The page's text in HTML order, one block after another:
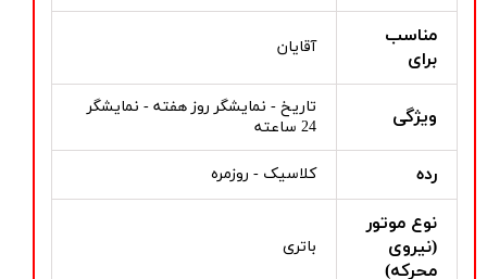
مناسب
برای
آقایان
ویژگی
تاریخ - نمایشگر روز هفته - نمایشگر
24 ساعته
رده کلاسیک - روزمره
نوع موتور
(نیروی
محرکه)
باتری